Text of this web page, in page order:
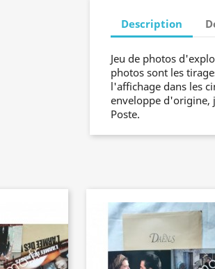
Description
Jeu de photos
photos sont les
l'affichage dans les
enveloppe d'origine,
Poste.